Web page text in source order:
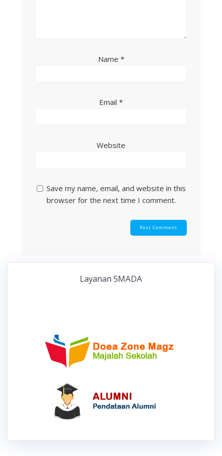
Name *
Email *
Website
Save my name, email, and website in this
browser for the next time I comment.
Layanan SMADA